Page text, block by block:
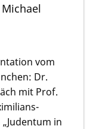
vom
Dr.
mit Prof.
in